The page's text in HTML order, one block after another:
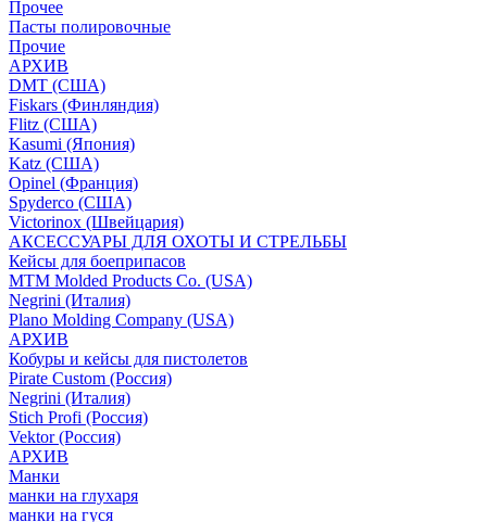
Прочее
Пасты полировочные
Прочие
АРХИВ
DMT (США)
Fiskars (Финляндия)
Flitz (США)
Kasumi (Япония)
Katz (США)
Opinel (Франция)
Spyderco (США)
Victorinox (Швейцария)
АКСЕССУАРЫ ДЛЯ ОХОТЫ И СТРЕЛЬБЫ
Кейсы для боеприпасов
MTM Molded Products Co. (USA)
Negrini (Италия)
Plano Molding Company (USA)
АРХИВ
Кобуры и кейсы для пистолетов
Pirate Custom (Россия)
Negrini (Италия)
Stich Profi (Россия)
Vektor (Россия)
АРХИВ
Манки
манки на глухаря
манки на гуся